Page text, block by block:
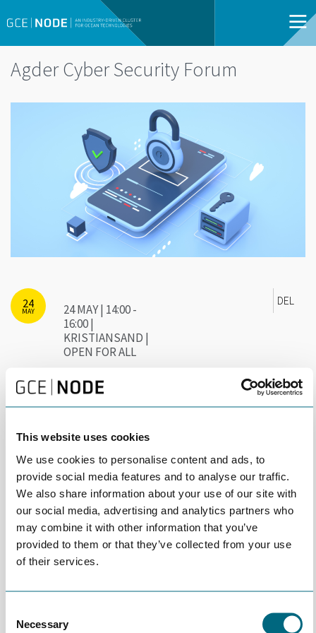
This website uses cookies
We use cookies to personalise content and ads, to
provide social media features and to analyse our traffic.
We also share information about your use of our site with
our social media, advertising and analytics partners who
may combine it with other information that you’ve
provided to them or that they’ve collected from your use
of their services.
Selection
Necessary
Agder Cyber Security Forum
24
MAY
24 MAY | 14:00 -
16:00 |
KRISTIANSAND |
OPEN FOR ALL
DEL
Vi ønsker velkommen til ny samling med Agder
og inviterer til samling i Noroffs lokaler på
Slottsquartalet.
Agder Cyber Security Forum et forum for å samle kompetanse
og nettverk innen cyber security i Agder. Vi ønsker
erfaringsdeling og muligheter for påfyll av kompetanse som vi
kan ta med tilbake i vårt arbeid med cyber security i egen
bedrift. Møtene skal være et lavterskel-tilbud med både godt
faglig og sosialt innhold (mingling og mat) og vil derfor ikke bli
eller som er generelt interessert i temaet. Møtene er åpne for